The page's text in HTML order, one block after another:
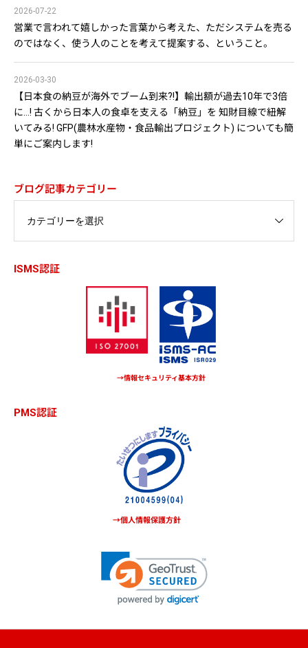
営業で言われて嬉しかった言葉から考えた、ただシステムを売る
のではなく、使う人のことを考えて提案する、ということ。
2026-07-22
【日本食の納豆が海外でブーム到来?!】輸出額が過去10年で3倍
に…! 古くから日本人の食卓を支える「納豆」を 知財目線で紐解
いてみる! GFP(農林水産物・食品輸出プロジェクト) についても簡
単にご案内します!
2026-03-30
ブログ記事カテゴリー
ISMS認証
→情報セキュリティ基本方針
PMS認証
→個人情報保護方針